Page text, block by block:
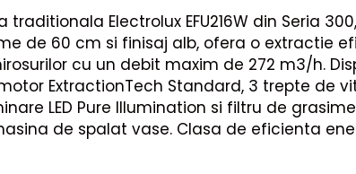
traditionala Electrolux EFU216W din Seria
de 60 cm si finisaj alb, ofera o extractie
cu un debit maxim de 272 m3/h.
ExtractionTech Standard, 3 trepte de
LED Pure Illumination si filtru de
de spalat vase. Clasa de eficienta